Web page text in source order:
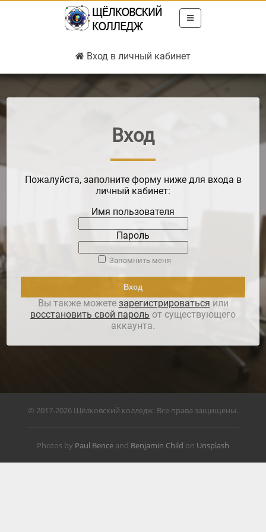
Вход в личный кабинет
Вход
Пожалуйста, заполните форму ниже для входа в
личный кабинет:
Имя пользователя
Пароль
Запомнить меня
Вы также можете зарегистрироваться или
восстановить свой пароль от существующего
аккаунта.
© 2017-2026 Щёлковский колледж. Все права защищены.
Photos by Paul Bence and Benjamin Child on Unsplash